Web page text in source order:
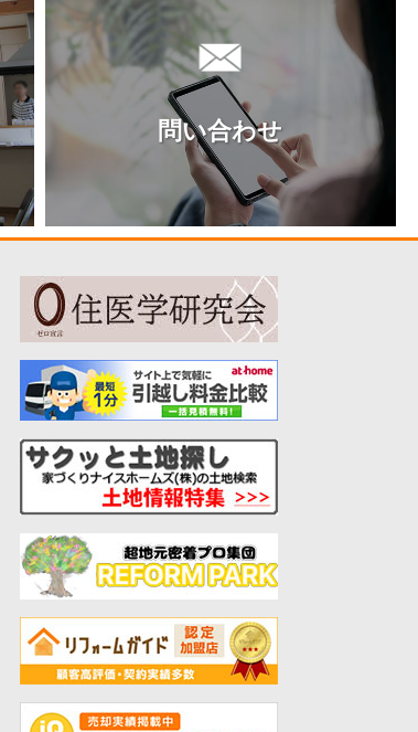
問い合わせ